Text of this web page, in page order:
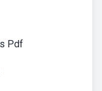
Pdf